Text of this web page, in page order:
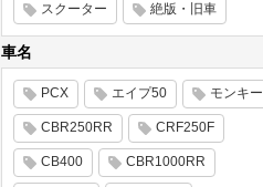
スクーター 絶版・旧車
車名
PCX エイプ50 モンキー
CBR250RR CRF250F
CB400 CBR1000RR